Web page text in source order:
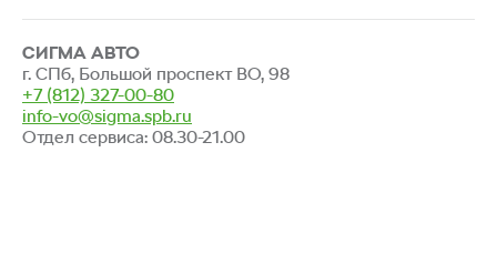
СИГМА АВТО
г. СПб, Большой проспект ВО, 98
+7 (812) 327-00-80
info-vo@sigma.spb.ru
Отдел сервиса: 08.30-21.00